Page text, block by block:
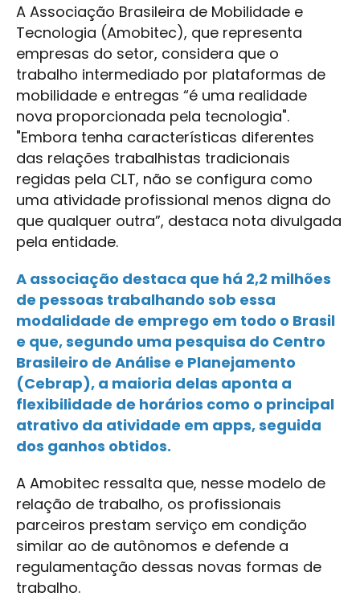
A Associação Brasileira de Mobilidade e
Tecnologia (Amobitec), que representa
empresas do setor, considera que o
trabalho intermediado por plataformas de
mobilidade e entregas “é uma realidade
nova proporcionada pela tecnologia".
"Embora tenha características diferentes
das relações trabalhistas tradicionais
regidas pela CLT, não se configura como
uma atividade profissional menos digna do
que qualquer outra”, destaca nota divulgada
pela entidade.
A associação destaca que há 2,2 milhões
de pessoas trabalhando sob essa
modalidade de emprego em todo o Brasil
e que, segundo uma pesquisa do Centro
Brasileiro de Análise e Planejamento
(Cebrap), a maioria delas aponta a
flexibilidade de horários como o principal
atrativo da atividade em apps, seguida
dos ganhos obtidos.
A Amobitec ressalta que, nesse modelo de
relação de trabalho, os profissionais
parceiros prestam serviço em condição
similar ao de autônomos e defende a
regulamentação dessas novas formas de
trabalho.